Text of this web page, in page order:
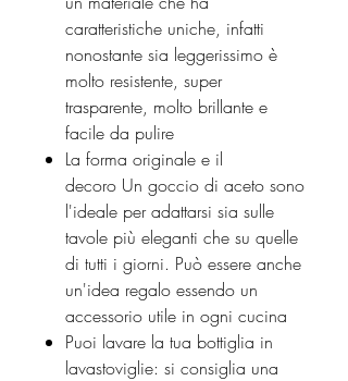
caratteristiche uniche, infatti
nonostante sia leggerissimo è
molto resistente, super
trasparente, molto brillante e
facile da pulire
La forma originale e il
decoro Un goccio di aceto sono
l'ideale per adattarsi sia sulle
tavole più eleganti che su quelle
di tutti i giorni. Può essere anche
un'idea regalo essendo un
accessorio utile in ogni cucina
Puoi lavare la tua bottiglia in
lavastoviglie: si consiglia una